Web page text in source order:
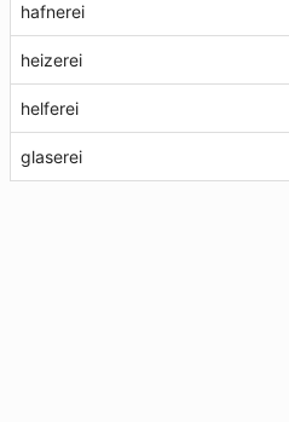
hafnerei
heizerei
helferei
glaserei